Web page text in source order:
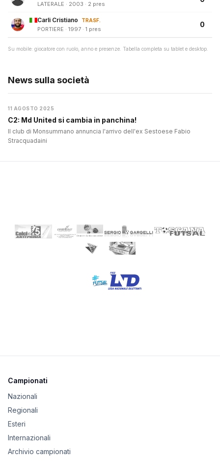
LATERALE · 2003 · 2 pres
Carli Cristiano TRASF.
PORTIERE · 1997 · 1 pres
0
Su mobile: giocatore con ruolo, anno e presenze. Tabella completa su tablet e desktop.
News sulla società
11 AGOSTO 2025
C2: Md United si cambia in panchina!
Il club di Monsummano annuncia l'arrivo dell'ex Sestoese Fabio
Stracquadaini
Campionati
Nazionali
Regionali
Esteri
Internazionali
Archivio campionati